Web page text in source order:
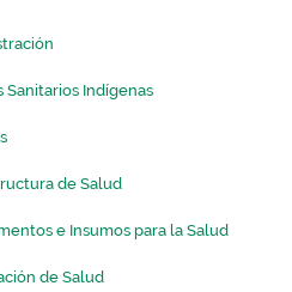
Sanitarios Indígenas
de Salud
e Insumos para la Salud
de Salud